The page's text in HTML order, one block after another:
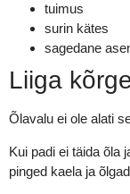
tuimus
surin kätes
sagedane
Liiga
Õlavalu ei ole alati
Kui padi ei täida õla
pinged kaela ja